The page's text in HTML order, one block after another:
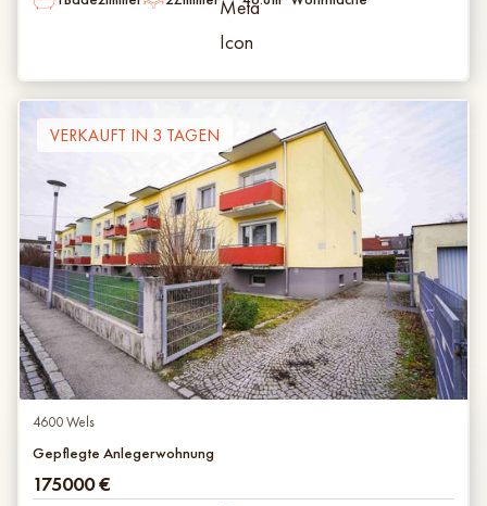
VERKAUFT IN 3 TAGEN
4600 Wels
Gepflegte Anlegerwohnung
175000€